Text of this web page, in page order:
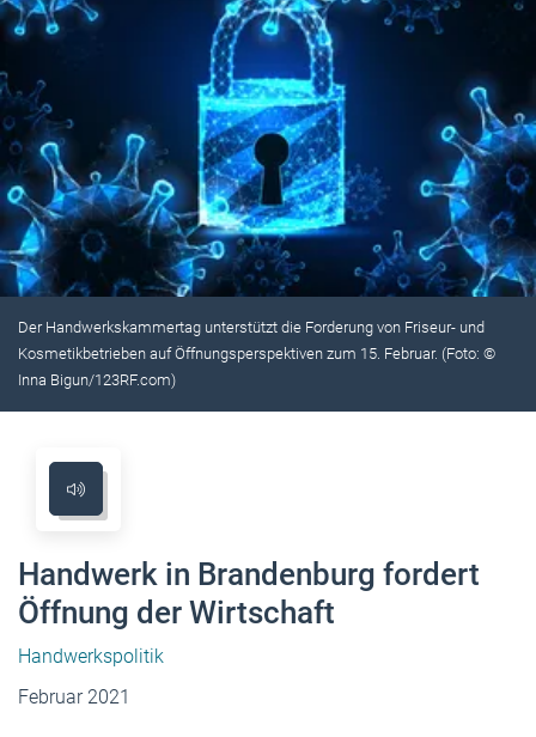
Der Handwerkskammertag unterstützt die Forderung von Friseur- und
Kosmetikbetrieben auf Öffnungsperspektiven zum 15. Februar. (Foto: ©
Inna Bigun/123RF.com)
Handwerk in Brandenburg fordert
Öffnung der Wirtschaft
Handwerkspolitik
Februar 2021